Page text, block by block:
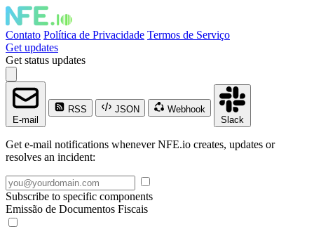
Contato Política de Privacidade Termos de Serviço
Get updates
Get status updates
E-mail
RSS JSON
Webhook
Slack
Get e-mail notifications whenever NFE.io creates, updates or
resolves an incident:
Subscribe to specific components
Emissão de Documentos Fiscais